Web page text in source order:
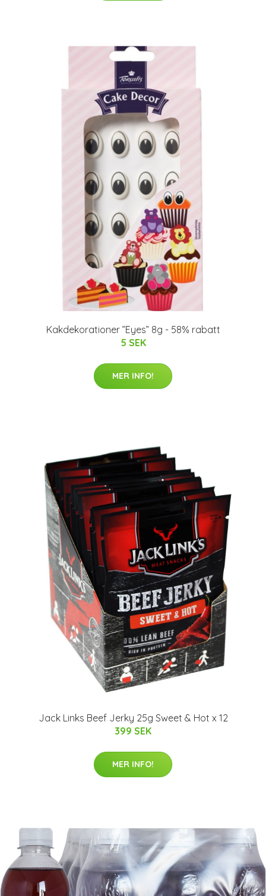
Kakdekorationer ”Eyes” 8g - 58% rabatt
5 SEK
MER INFO!
Jack Links Beef Jerky 25g Sweet & Hot x 12
399 SEK
MER INFO!